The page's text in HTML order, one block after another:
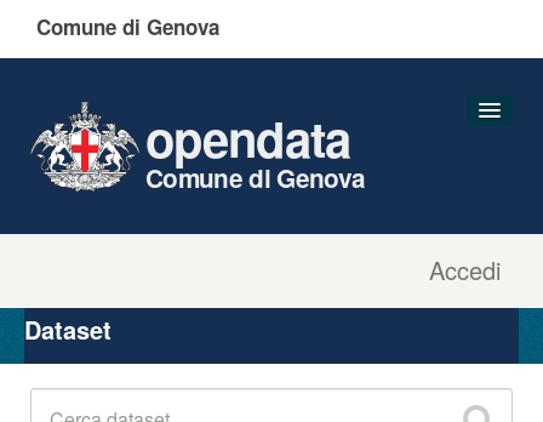
Comune di Genova
Accedi
opendata
Comune di Genova
Organizzazioni
Gruppi
Dataset